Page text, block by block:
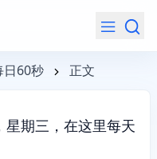
60秒 正文
期三，在这里每天